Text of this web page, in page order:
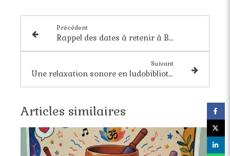
Précédent
Rappel des dates à retenir à Bordeaux pour 2026
Suivant
Une relaxation sonore en ludobibliothèque
Articles similaires